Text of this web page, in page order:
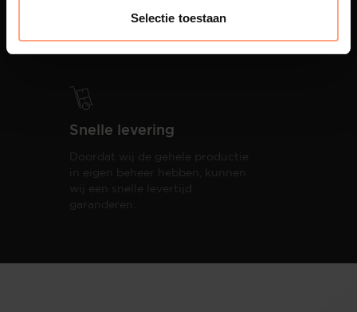
Selectie toestaan
oplevering,met als resultaat een
totale woonbeleving.
Snelle levering
Doordat wij de gehele productie
in eigen beheer hebben, kunnen
wij een snelle levertijd
garanderen.